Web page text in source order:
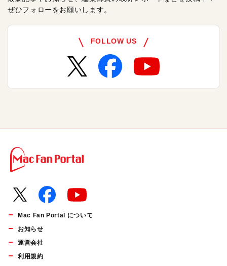
ぜひフォローをお願いします。
FOLLOW US
Mac Fan Portal について
お知らせ
運営会社
利用規約